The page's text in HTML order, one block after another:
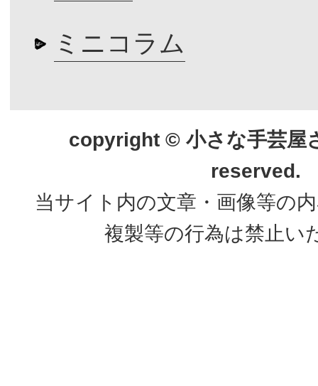
ミニコラム
copyright © 小さな手芸屋
reserved.
当サイト内の文章・画像等の
複製等の行為は禁止い